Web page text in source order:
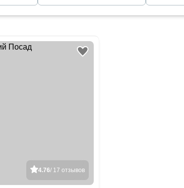
4.76/ 17 отзывов